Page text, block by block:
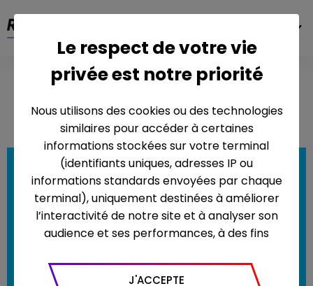
Maison à
vendre
Le respect de votre vie
privée est notre priorité
Nous utilisons des cookies ou des technologies
similaires pour accéder à certaines
informations stockées sur votre terminal
(identifiants uniques, adresses IP ou
informations standards envoyées par chaque
terminal), uniquement destinées à améliorer
l’interactivité de notre site et à analyser son
audience et ses performances, à des fins
Google Analytics pour générer des rapports
J'ACCEPTE